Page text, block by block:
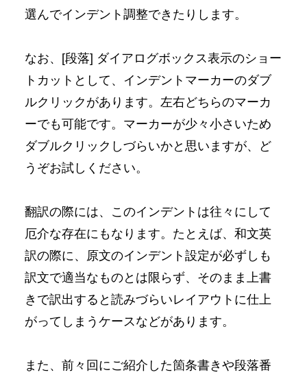
選んでインデント調整できたりします。
なお、[段落] ダイアログボックス表示のショー
トカットとして、インデントマーカーのダブ
ルクリックがあります。左右どちらのマーカ
ーでも可能です。マーカーが少々小さいため
ダブルクリックしづらいかと思いますが、ど
うぞお試しください。
翻訳の際には、このインデントは往々にして
厄介な存在にもなります。たとえば、和文英
訳の際に、原文のインデント設定が必ずしも
訳文で適当なものとは限らず、そのまま上書
きで訳出すると読みづらいレイアウトに仕上
がってしまうケースなどがあります。
また、前々回にご紹介した箇条書きや段落番